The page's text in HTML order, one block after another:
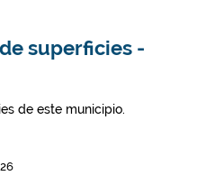
superficies -
de este municipio.